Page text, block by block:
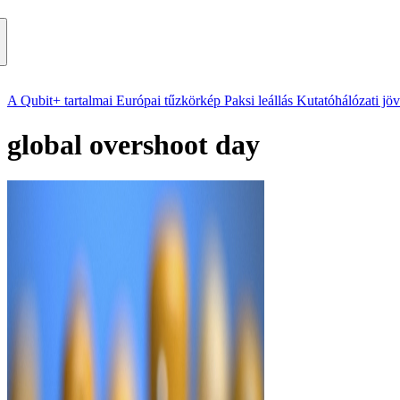
A Qubit+ tartalmai Európai tűzkörkép Paksi leállás Kutatóhálózati
global overshoot day